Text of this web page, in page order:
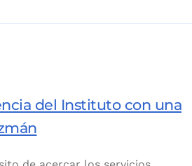
del Instituto con una